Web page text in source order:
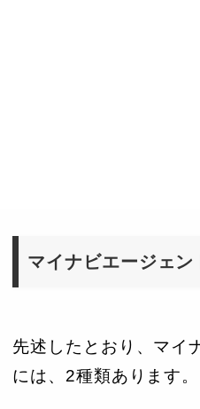
マイナビエージェ
先述したとおり、マイ
には、2種類あります。